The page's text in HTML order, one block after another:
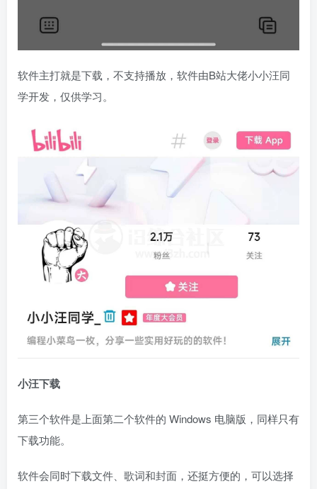
软件主打就是下载，不支持播放，软件由B站大佬小小汪同
学开发，仅供学习。
小汪下载
第三个软件是上面第二个软件的 Windows 电脑版，同样只有
下载功能。
软件会同时下载文件、歌词和封面，还挺方便的，可以选择